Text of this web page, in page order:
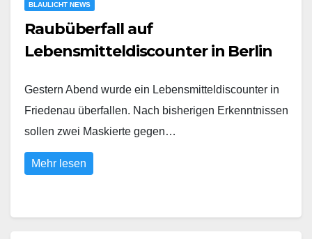
BLAULICHT NEWS
Raubüberfall auf
Lebensmitteldiscounter in Berlin
Gestern Abend wurde ein Lebensmitteldiscounter in
Friedenau überfallen. Nach bisherigen Erkenntnissen
sollen zwei Maskierte gegen…
Mehr lesen